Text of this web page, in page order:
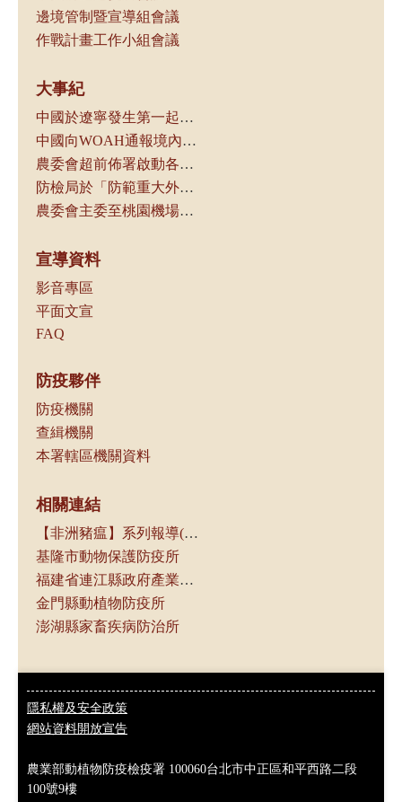
邊境管制暨宣導組會議
作戰計畫工作小組會議
大事紀
中國於遼寧發生第一起案例，本局立即通知動物防疫機關及產業團體
中國向WOAH通報境內發生非洲豬瘟
農委會超前佈署啟動各項防疫管控措施
防檢局於「防範重大外來豬病產業座談會議」中，請養豬產業及相關業者配合各項管制措施，以防堵本病傳入我國
農委會主委至桃園機場視察邊境管制作業
宣導資料
影音專區
平面文宣
FAQ
防疫夥伴
防疫機關
查緝機關
本署轄區機關資料
相關連結
【非洲豬瘟】系列報導(農傳媒)
基隆市動物保護防疫所
福建省連江縣政府產業發展處
金門縣動植物防疫所
澎湖縣家畜疾病防治所
隱私權及安全政策
網站資料開放宣告
農業部動植物防疫檢疫署 100060台北市中正區和平西路二段
100號9樓